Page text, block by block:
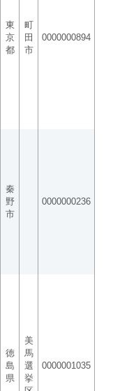
東
京
都
町
田
市
0000000894
秦
野
市
0000000236
徳
島
県
美
馬
選
挙
0000001035